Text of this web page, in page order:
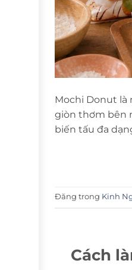
Mochi Donut
giòn thơm bên
biến tấu đa
Đăng trong Kinh
Cách